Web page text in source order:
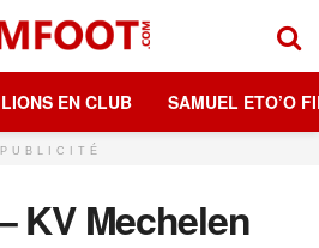
LIONS EN CLUB SAMUEL ETO’O
PUBLICITÉ
KV Mechelen